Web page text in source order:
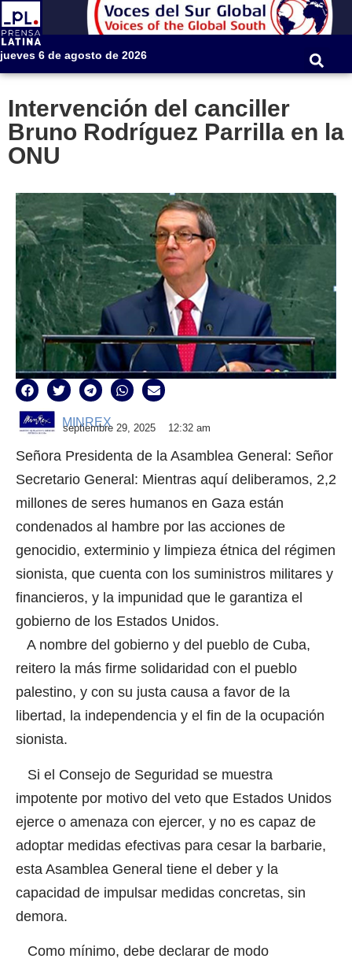
jueves 6 de agosto de 2026
Intervención del canciller
Bruno Rodríguez Parrilla en la
ONU
MINREX
septiembre 29, 2025 12:32 am
Señora Presidenta de la Asamblea General: Señor
Secretario General: Mientras aquí deliberamos, 2,2
millones de seres humanos en Gaza están
condenados al hambre por las acciones de
genocidio, exterminio y limpieza étnica del régimen
sionista, que cuenta con los suministros militares y
financieros, y la impunidad que le garantiza el
gobierno de los Estados Unidos.
A nombre del gobierno y del pueblo de Cuba,
reitero la más firme solidaridad con el pueblo
palestino, y con su justa causa a favor de la
libertad, la independencia y el fin de la ocupación
sionista.
Si el Consejo de Seguridad se muestra
impotente por motivo del veto que Estados Unidos
ejerce o amenaza con ejercer, y no es capaz de
adoptar medidas efectivas para cesar la barbarie,
esta Asamblea General tiene el deber y la
capacidad de impulsar medidas concretas, sin
demora.
Como mínimo, debe declarar de modo